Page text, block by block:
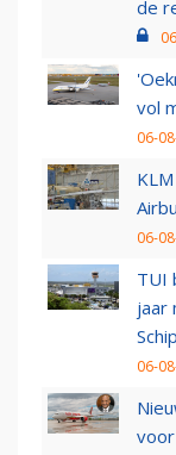
de
vol
06-
06-
TUI
jaar
06-